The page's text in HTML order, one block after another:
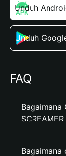
Unduh
Unduh
FAQ
Bagaimana
Bagaimana